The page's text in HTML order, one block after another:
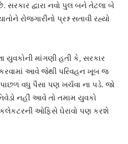
દ્વારા નવો પુલ બને તેટલા બે
રોજગારીનો પ્રશ્ન સતાવી રહ્યો
યુવકોની માંગણી હતી કે, સરકાર
કરવામાં આવે જેથી પરિવહન ખૂબ જ
વધુ પૈસા પણ ખર્ચવા ના પડે. જો
નિવેડો નહીં આવે તો તમામ યુવકો
ઓફિસે ઘેરાવો પણ કરશે